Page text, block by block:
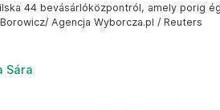
44 bevásárlóközpontról, amely porig
Agencja Wyborcza.pl / Reuters
Sára